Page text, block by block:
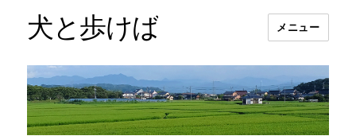
犬と歩けば メニュー